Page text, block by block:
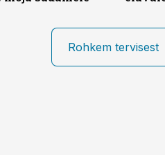
Rohkem tervisest